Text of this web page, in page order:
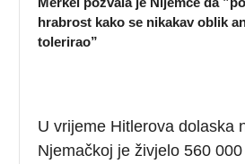
hrabrost kako se nikakav oblik
tolerirao”
U vrijeme Hitlerova dolaska
Njemačkoj je živjelo 560